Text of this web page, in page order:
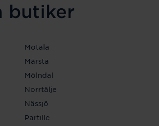
butiker
Motala
Märsta
Mölndal
Norrtälje
Nässjö
Partille